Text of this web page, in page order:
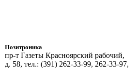
Позитроника
пр-т Газеты Красноярский рабочий,
д. 58, тел.: (391) 262-33-99, 262-33-97,